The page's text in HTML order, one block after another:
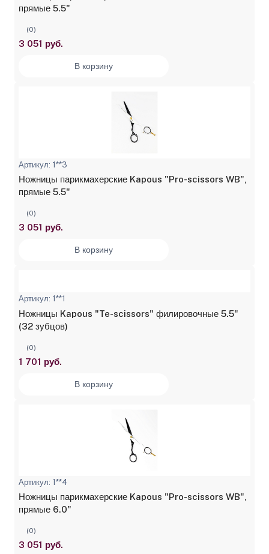
прямые 5.5"
(0)
3 051 руб.
В корзину
Артикул: 1**3
Ножницы парикмахерские Kapous "Pro-scissors WB",
прямые 5.5"
(0)
3 051 руб.
В корзину
Артикул: 1**1
Ножницы Kapous "Te-scissors" филировочные 5.5"
(32 зубцов)
(0)
1 701 руб.
В корзину
Артикул: 1**4
Ножницы парикмахерские Kapous "Pro-scissors WB",
прямые 6.0"
(0)
3 051 руб.